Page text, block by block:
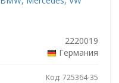
2220019
Германия
Код: 725364-35